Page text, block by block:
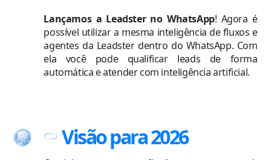
Lançamos a Leadster no WhatsApp! Agora é
possível utilizar a mesma inteligência de fluxos e
agentes da Leadster dentro do WhatsApp. Com
ela você pode qualificar leads de forma
automática e atender com inteligência artificial.
Visão para 2026